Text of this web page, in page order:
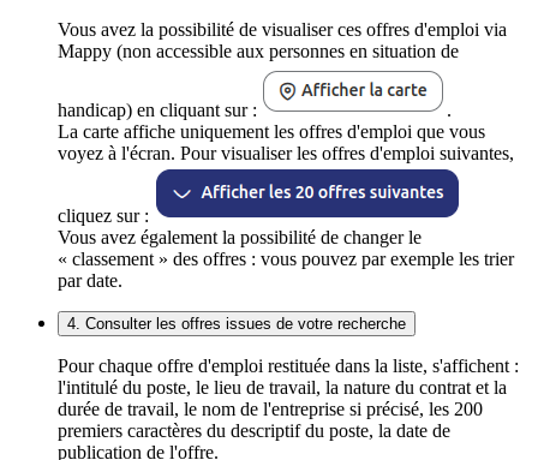
Vous avez la possibilité de visualiser ces offres d'emploi via
Mappy (non accessible aux personnes en situation de
handicap) en cliquant sur :
.
La carte affiche uniquement les offres d'emploi que vous
voyez à l'écran. Pour visualiser les offres d'emploi suivantes,
cliquez sur :
Vous avez également la possibilité de changer le
« classement » des offres : vous pouvez par exemple les trier
par date.
4. Consulter les offres issues de votre recherche
Pour chaque offre d'emploi restituée dans la liste, s'affichent :
l'intitulé du poste, le lieu de travail, la nature du contrat et la
durée de travail, le nom de l'entreprise si précisé, les 200
premiers caractères du descriptif du poste, la date de
publication de l'offre.